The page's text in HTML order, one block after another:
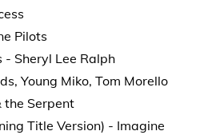
Pilots
- Sheryl Lee Ralph
Young Miko, Tom Morello
the Serpent
Title Version) - Imagine